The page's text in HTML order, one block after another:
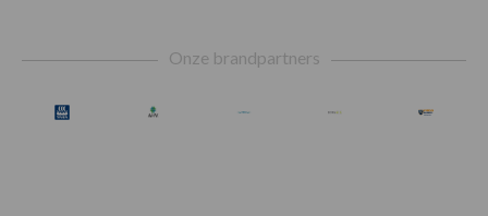
Onze brandpartners